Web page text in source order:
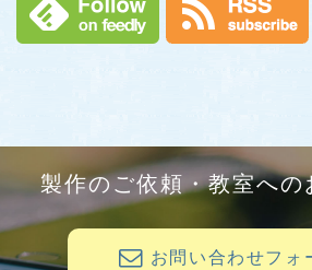
製作のご依頼・教室への
お問い合わせフ